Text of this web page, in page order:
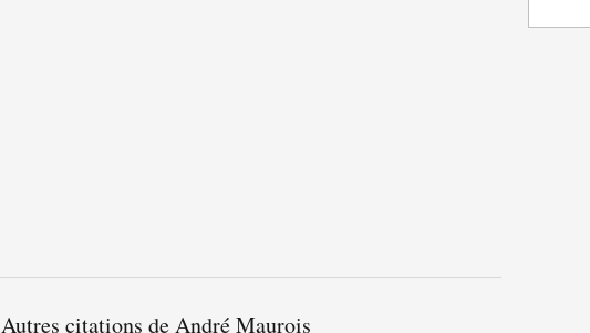
Autres citations de André Maurois